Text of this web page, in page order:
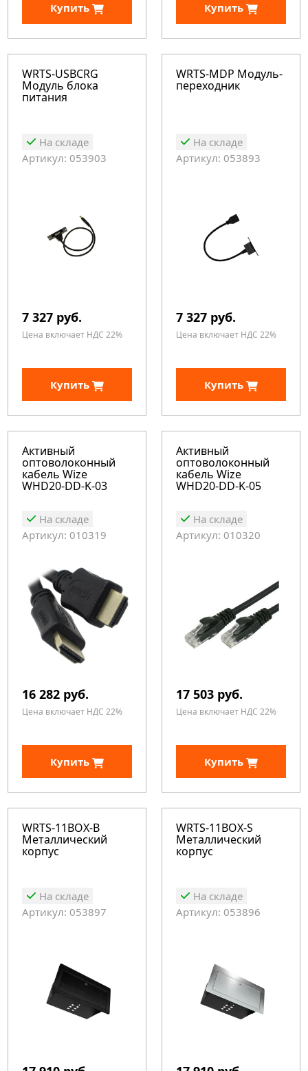
Купить Купить
WRTS-USBCRG
Модуль блока
питания
На складе
Артикул: 053903
7 327 руб.
Цена включает НДС 22%
Купить
WRTS-MDP Модуль-
переходник
На складе
Артикул: 053893
7 327 руб.
Цена включает НДС 22%
Купить
Активный
оптоволоконный
кабель Wize
WHD20-DD-K-03
На складе
Артикул: 010319
16 282 руб.
Цена включает НДС 22%
Купить
Активный
оптоволоконный
кабель Wize
WHD20-DD-K-05
На складе
Артикул: 010320
17 503 руб.
Цена включает НДС 22%
Купить
WRTS-11BOX-B
Металлический
корпус
На складе
Артикул: 053897
WRTS-11BOX-S
Металлический
корпус
На складе
Артикул: 053896